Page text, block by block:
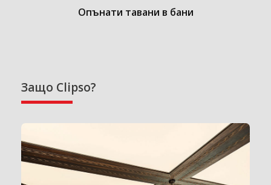
Опънати тавани в бани
Защо Clipso?